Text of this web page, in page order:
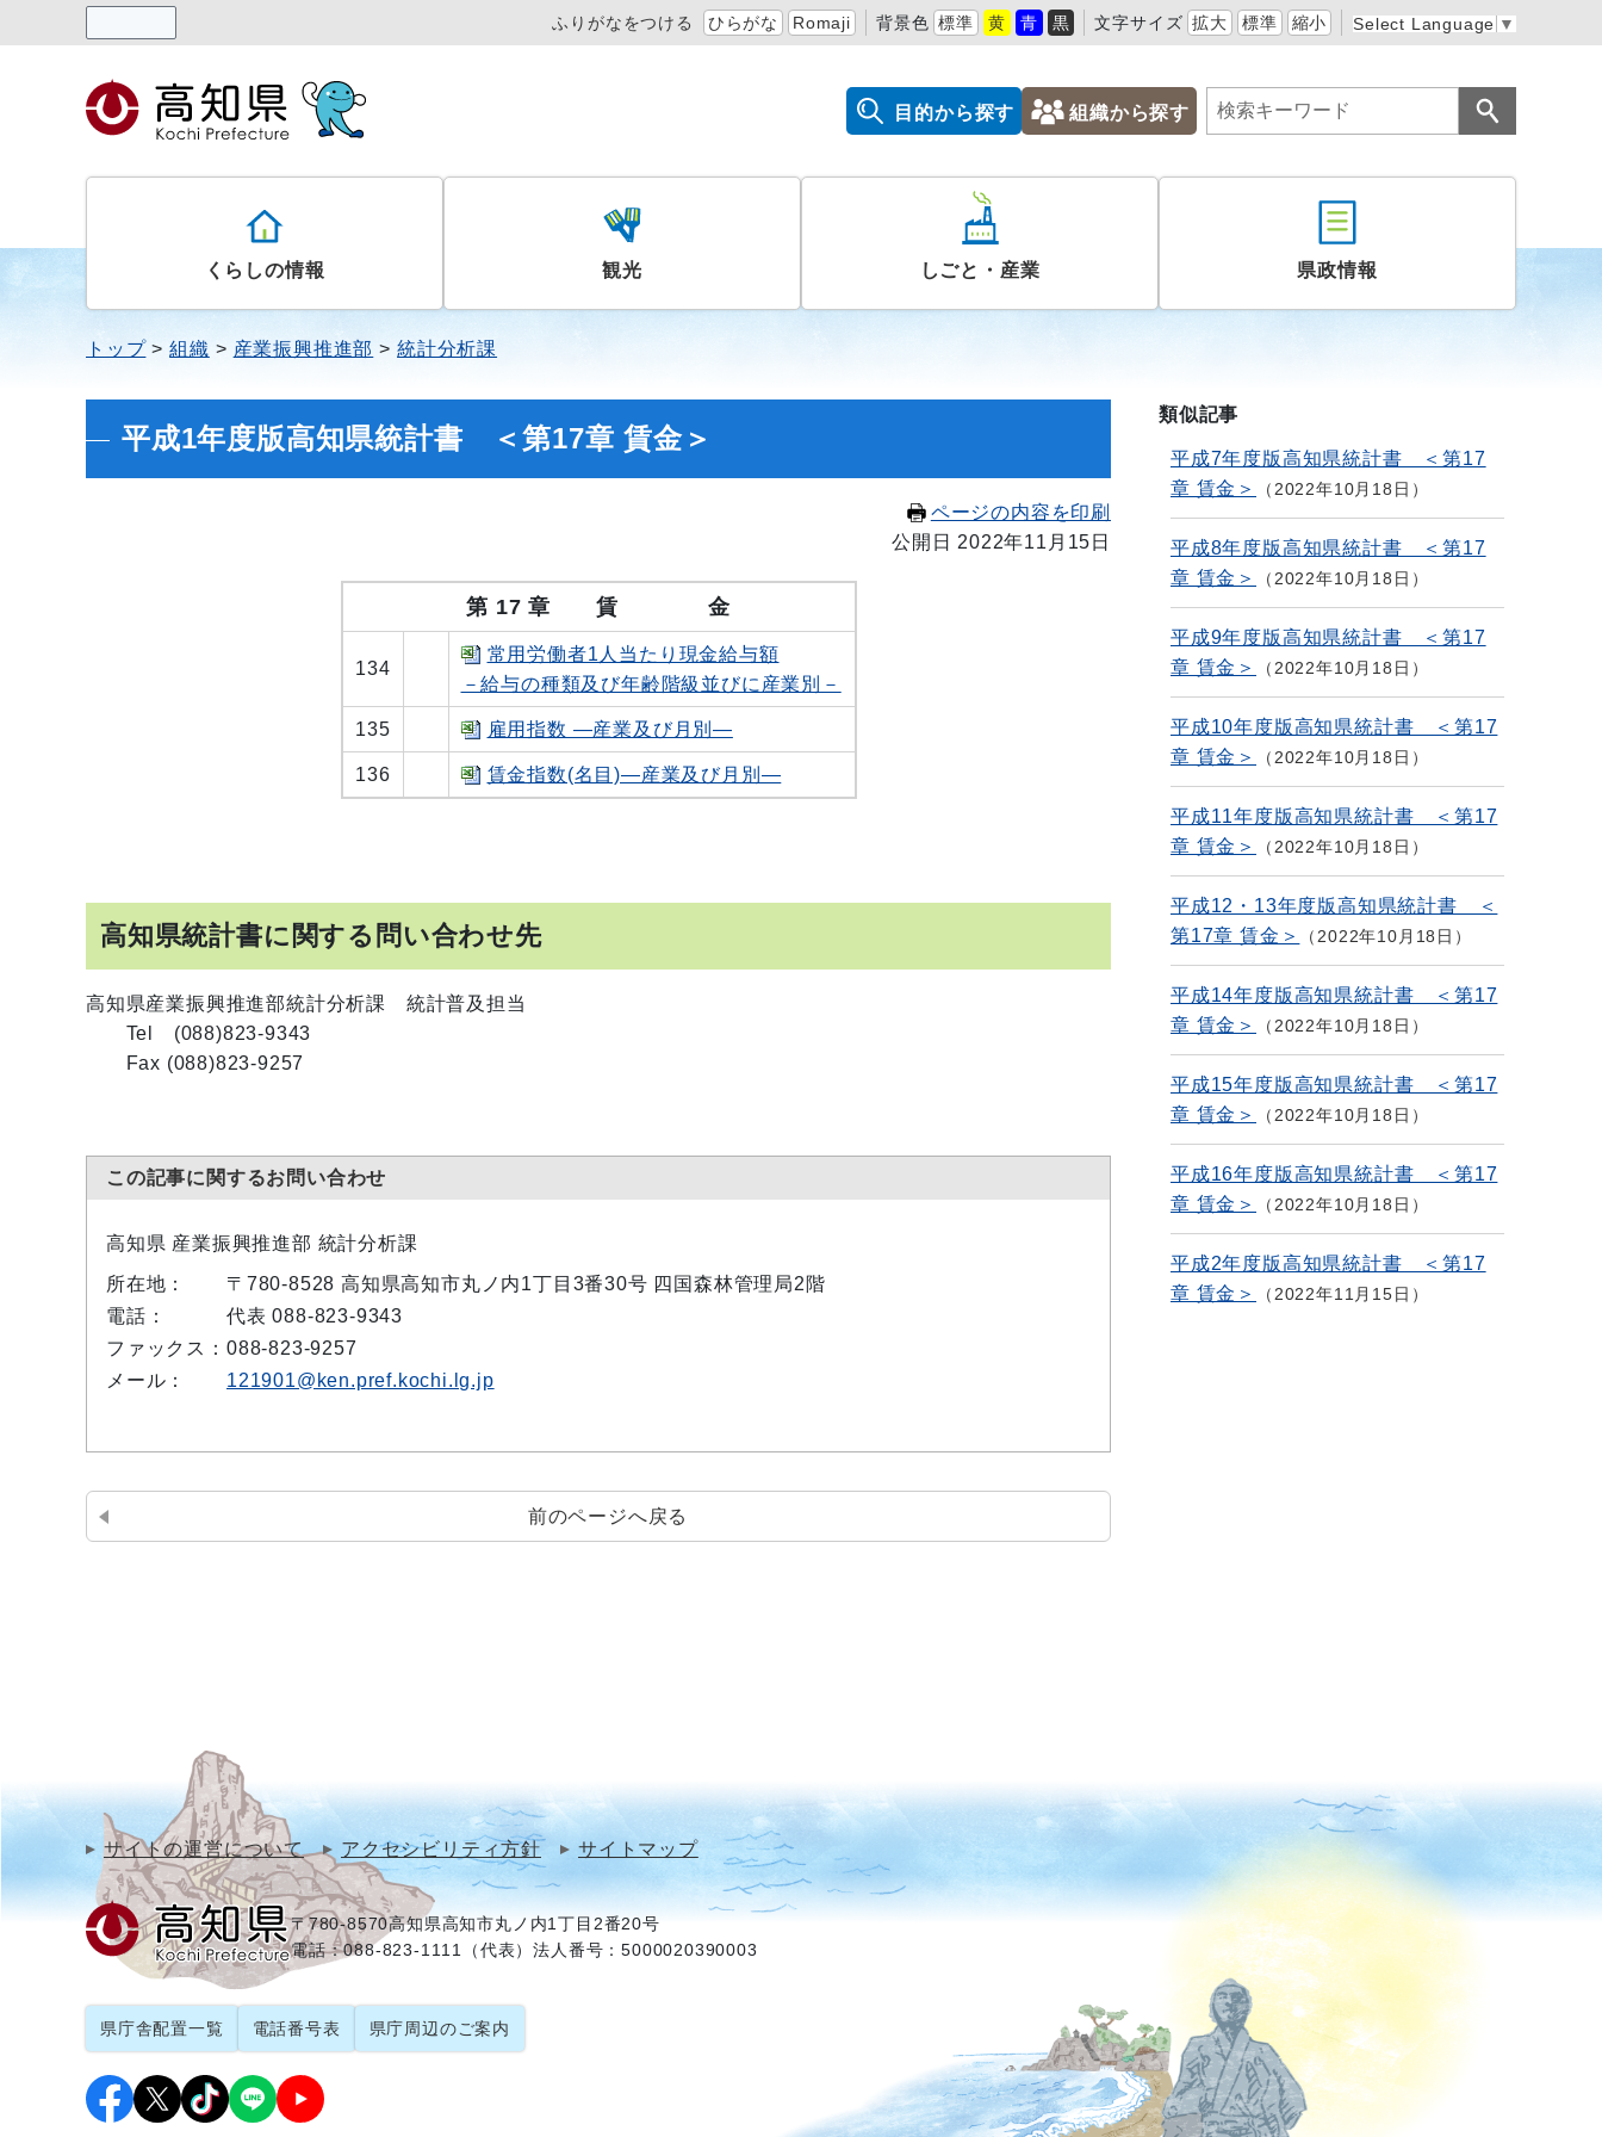
ふりがなをつける ひらがな Romaji 背景色 標準 黄 青 黒 文字サイズ 拡大 標準 縮小 Select Language ▼
目的から探す 組織から探す
くらしの情報 観光 しごと・産業 県政情報
トップ 組織 産業振興推進部 統計分析課
平成1年度版高知県統計書 ＜第17章 賃金＞
ページの内容を印刷
公開日 2022年11月15日
第 17 章 賃 金
134
常用労働者1人当たり現金給与額
－給与の種類及び年齢階級並びに産業別－
135 雇用指数 ―産業及び月別―
136 賃金指数(名目)―産業及び月別―
高知県統計書に関する問い合わせ先
高知県産業振興推進部統計分析課 統計普及担当
Tel (088)823-9343
Fax (088)823-9257
この記事に関するお問い合わせ
高知県 産業振興推進部 統計分析課
所在地：
〒780-8528 高知県高知市丸ノ内1丁目3番30号 四国森林管理局2階
電話：
代表 088-823-9343
ファックス： 088-823-9257
メール：
121901@ken.pref.kochi.lg.jp
前のページへ戻る
類似記事
平成7年度版高知県統計書 ＜第17
章 賃金＞
2022年10月18日
平成8年度版高知県統計書 ＜第17
章 賃金＞
2022年10月18日
平成9年度版高知県統計書 ＜第17
章 賃金＞
2022年10月18日
平成10年度版高知県統計書 ＜第17
章 賃金＞
2022年10月18日
平成11年度版高知県統計書 ＜第17
章 賃金＞
2022年10月18日
平成12・13年度版高知県統計書 ＜
第17章 賃金＞
2022年10月18日
平成14年度版高知県統計書 ＜第17
章 賃金＞
2022年10月18日
平成15年度版高知県統計書 ＜第17
章 賃金＞
2022年10月18日
平成16年度版高知県統計書 ＜第17
章 賃金＞
2022年10月18日
平成2年度版高知県統計書 ＜第17
章 賃金＞
2022年11月15日
サイトの運営について アクセシビリティ方針 サイトマップ
〒780-8570高知県高知市丸ノ内1丁目2番20号
電話：088-823-1111（代表）法人番号：5000020390003
県庁舎配置一覧 電話番号表 県庁周辺のご案内